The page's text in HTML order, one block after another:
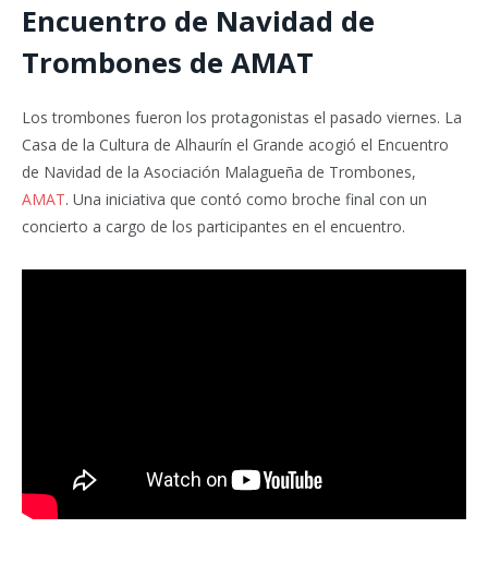
Encuentro de Navidad de
Trombones de AMAT
Los trombones fueron los protagonistas el pasado viernes. La
Casa de la Cultura de Alhaurín el Grande acogió el Encuentro
de Navidad de la Asociación Malagueña de Trombones,
AMAT. Una iniciativa que contó como broche final con un
concierto a cargo de los participantes en el encuentro.